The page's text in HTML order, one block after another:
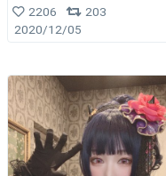
2206
203
2020/12/05